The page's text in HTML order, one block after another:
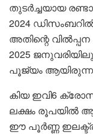
തുടര്‍ച്ചയായ
2024
അതിന്റെ
2025
പൂജ്യം ആയിരുന്നു
കിയ ഇവി6
ലക്ഷം രൂപയില്‍
ഈ പൂര്‍ണ്ണ